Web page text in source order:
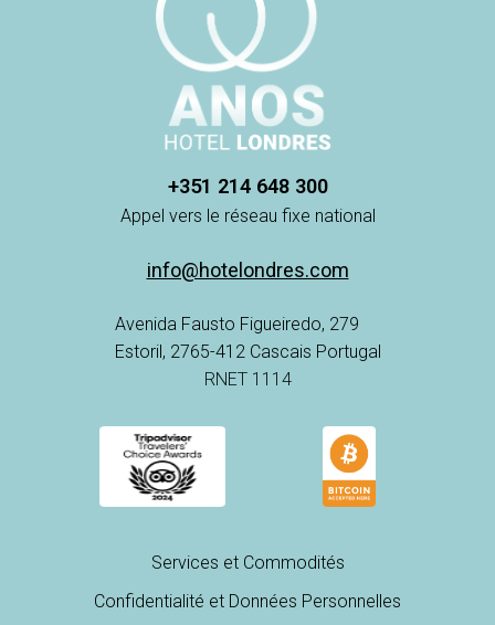
+351 214 648 300
Appel vers le réseau fixe national
info@hotelondres.com
Avenida Fausto Figueiredo, 279
Estoril, 2765-412 Cascais Portugal
RNET 1114
Services et Commodités
Confidentialité et Données Personnelles